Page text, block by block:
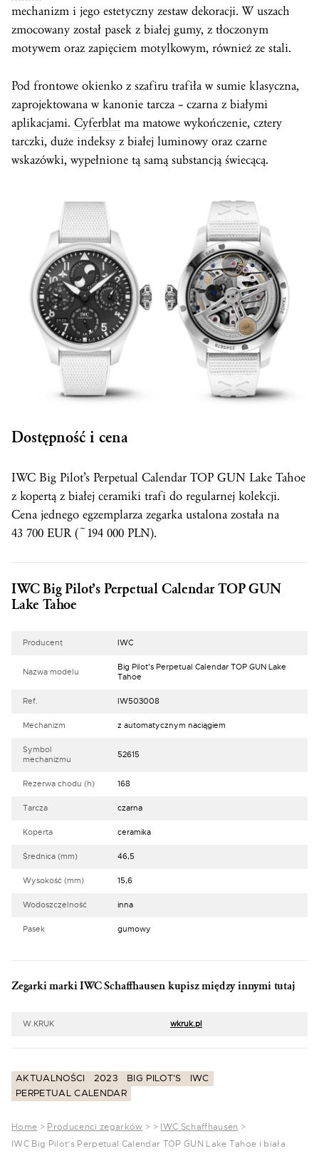
mechanizm i jego estetyczny zestaw dekoracji. W uszach
zmocowany został pasek z białej gumy, z tłoczonym
motywem oraz zapięciem motylkowym, również ze stali.
Pod frontowe okienko z szafiru trafiła w sumie klasyczna,
zaprojektowana w kanonie tarcza – czarna z białymi
aplikacjami. Cyferblatma matowe wykończenie, cztery
tarczki, duże indeksy z białej luminowy oraz czarne
wskazówki, wypełnione tą samą substancją świecącą.
Dostępność i cena
IWC Big Pilot’s Perpetual Calendar TOP GUN Lake Tahoe
z kopertą z białej ceramiki trafi do regularnej kolekcji.
Cena jednego egzemplarza zegarka ustalona została na
43 700 EUR (~194 000 PLN).
IWC Big Pilot’s Perpetual Calendar TOP GUN
Lake Tahoe
Producent IWC
Nazwa modelu
Big Pilot’s Perpetual Calendar TOP GUN Lake
Tahoe
Ref. IW503008
Mechanizm z automatycznym naciągiem
Symbol
mechanizmu
52615
Rezerwa chodu (h) 168
Tarcza czarna
Koperta ceramika
Średnica (mm) 46,5
Wysokość (mm) 15,6
Wodoszczelność inna
Pasek gumowy
Zegarki marki IWC Schaffhausen kupisz między innymi tutaj
W.KRUK wkruk.pl
AKTUALNOŚCI 2023 BIG PILOT'S
IWC
PERPETUAL CALENDAR
Home > Producenci zegarków > > IWC Schaffhausen >
IWC Big Pilot’s Perpetual Calendar TOP GUN Lake Tahoe i biała